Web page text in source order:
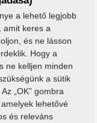
a lehető legjobb
amit keres a
és ne lásson
Hogy a
ne kelljen minden
a sütik
„OK” gombra
lehetővé
és releváns